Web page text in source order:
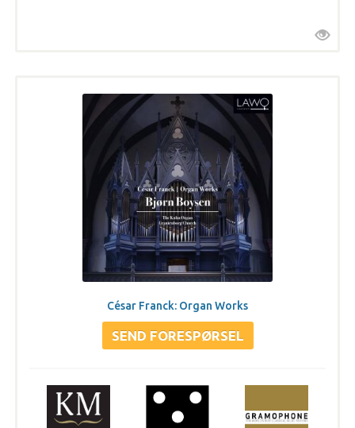
César Franck: Organ Works